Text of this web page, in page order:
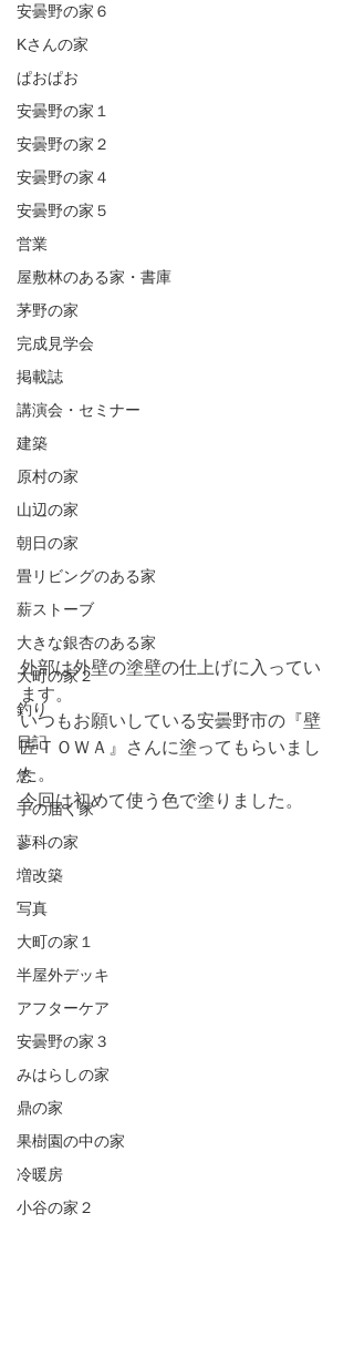
安曇野の家６
Kさんの家
ぱおぱお
安曇野の家１
安曇野の家２
安曇野の家４
安曇野の家５
営業
屋敷林のある家・書庫
茅野の家
完成見学会
掲載誌
講演会・セミナー
建築
原村の家
山辺の家
朝日の家
畳リビングのある家
薪ストーブ
大きな銀杏のある家
大町の家２
釣り
日記
悠
手の届く家
蓼科の家
増改築
写真
大町の家１
半屋外デッキ
アフターケア
安曇野の家３
みはらしの家
鼎の家
果樹園の中の家
冷暖房
小谷の家２
外部は外壁の塗壁の仕上げに入ってい
ます。
いつもお願いしている安曇野市の『壁
匠ＴＯＷＡ』さんに塗ってもらいまし
た。
今回は初めて使う色で塗りました。